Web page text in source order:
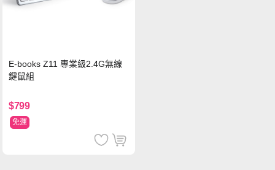
E-books Z11 專業級2.4G無線
鍵鼠組
$799
免運